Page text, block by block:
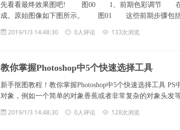
先看看最终效果图吧! 图00 1、前期色彩调节 在实
成。原始图像如下图所示。 图01 这些前期步骤包括
2019/1/3 14:48:30 0人评论 133次浏览
教你掌握Photoshop中5个快速选择工具
新手抠图教程！教你掌握Photoshop中5个快速选择工具
对象，例如一个简单的对象香蕉或者非常复杂的对象头发
2019/1/3 14:48:30 0人评论 128次浏览